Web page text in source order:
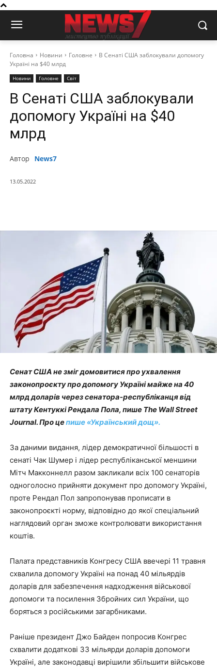
Головна Новини Головне
В Сенаті США заблокували допомогу
Україні на $40 млрд
Новини Головне Світ
В Сенаті США заблокували
допомогу Україні на $40
млрд
Автор News7
13.05.2022
Сенат США не зміг домовитися про ухвалення
законопроєкту про допомогу Україні майже на 40
млрд доларів через сенатора-республіканця від
штату Кентуккі Рендала Пола, пише The Wall Street
Journal. Про цепише «Український дощ».
За даними видання, лідер демократичної більшості в
сенаті Чак Шумер і лідер республіканської меншини
Мітч Макконнелл разом закликали всіх 100 сенаторів
одноголосно прийняти документ про допомогу Україні,
проте Рендал Пол запропонував прописати в
законопроєкті норму, відповідно до якої спеціальний
наглядовий орган зможе контролювати використання
коштів.
Палата представників Конгресу США ввечері 11 травня
схвалила допомогу Україні на понад 40 мільярдів
доларів для забезпечення надходження військової
допомоги та посилення Збройних сил України, що
боряться з російськими загарбниками.
Раніше президент Джо Байден попросив Конгрес
схвалити додаткові 33 мільярди доларів допомоги
Україні, але законодавці вирішили збільшити військове